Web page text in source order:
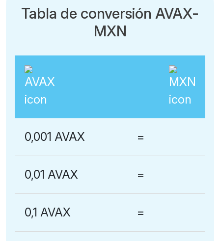
Tabla de conversión AVAX-
MXN
0,001 AVAX =
0,01 AVAX =
0,1 AVAX =